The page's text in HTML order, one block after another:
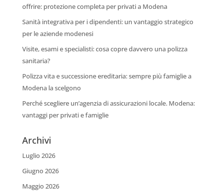
offrire: protezione completa per privati a Modena
Sanità integrativa per i dipendenti: un vantaggio strategico
per le aziende modenesi
Visite, esami e specialisti: cosa copre davvero una polizza
sanitaria?
Polizza vita e successione ereditaria: sempre più famiglie a
Modena la scelgono
Perché scegliere un’agenzia di assicurazioni locale. Modena:
vantaggi per privati e famiglie
Archivi
Luglio 2026
Giugno 2026
Maggio 2026